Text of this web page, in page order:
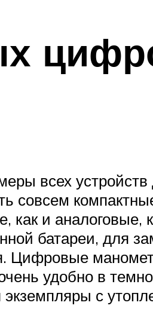
всех устройств
совсем
и аналоговые,
батареи, для
Цифровые
удобно в
с